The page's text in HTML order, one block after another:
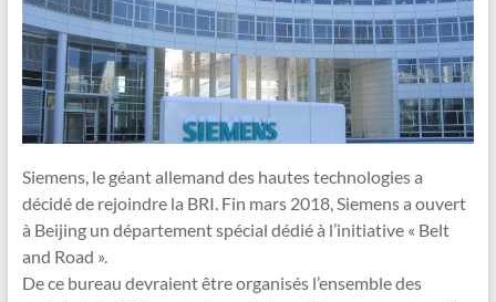
Siemens, le géant allemand des hautes technologies a
décidé de rejoindre la BRI. Fin mars 2018, Siemens a ouvert
à Beijing un département spécial dédié à l’initiative « Belt
and Road ».
De ce bureau devraient être organisés l’ensemble des